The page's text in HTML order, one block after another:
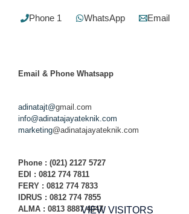
Phone 1 WhatsApp Email
Email & Phone Whatsapp
adinatajt@gmail.com
info@adinatajayateknik.com
marketing@adinatajayateknik.com
Phone : (021) 2127 5727
EDI : 0812 774 7811
FERY : 0812 774 7833
IDRUS : 0812 774 7855
ALMA : 0813 8887 4047VIEW VISITORS